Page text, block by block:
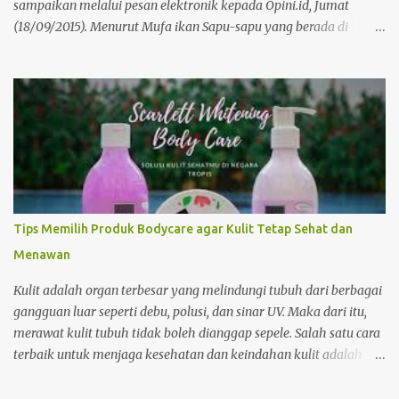
sampaikan melalui pesan elektronik kepada Opini.id, Jumat
(18/09/2015). Menurut Mufa ikan Sapu-sapu yang berada di
sampah. "Ikan sapu-sapu tergolong pemakan sampah.bahaya
jika dikonsumsi atau dijadikan bahan baku siomay yang
harusnya memakai ikan tenggiri," kata Mufa. Namun ikan Sapu-
sapu layak di konsumsi jika diternak sendiri. Sehingga bisa
menjamin kualitas makanannya. "Ikan sapu-sapu layak
dikonsumsi jika diternak sendiri.sehingga terjamin kualitas
pakannya. kalau yang didapat dari sungai Ciliwung gitu,sudah
ngeri," kata Mufa.. Menurut Mufa setiap jenis ikan mempunyai
nilai gizi yang bermanfaat buat kesehatan. "Asal memenuhi
syarat air tempat mereka hidup dan dengan makanan yang
layak," kata dia. Mufa meng...
Tips Memilih Produk Bodycare agar Kulit Tetap Sehat dan
Menawan
Kulit adalah organ terbesar yang melindungi tubuh dari berbagai
gangguan luar seperti debu, polusi, dan sinar UV. Maka dari itu,
merawat kulit tubuh tidak boleh dianggap sepele. Salah satu cara
terbaik untuk menjaga kesehatan dan keindahan kulit adalah